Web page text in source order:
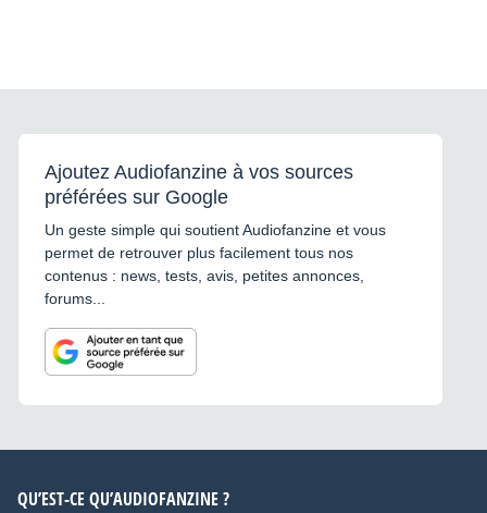
Ajoutez Audiofanzine à vos sources
préférées sur Google
Un geste simple qui soutient Audiofanzine et vous
permet de retrouver plus facilement tous nos
contenus : news, tests, avis, petites annonces,
forums...
QU’EST-CE QU’AUDIOFANZINE ?